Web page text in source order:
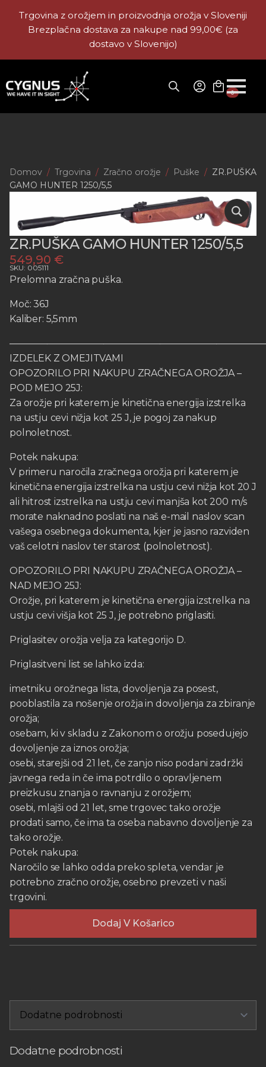
Trgovina z orožjem in proizvodnja orožja v Sloveniji
Brezplačna dostava za nakupe nad 99,00€ (za
dostavo v Slovenijo)
0
Domov Trgovina Zračno orožje Puške
ZR.PUŠKA
GAMO HUNTER 1250/5,5
ZR.PUŠKA GAMO HUNTER 1250/5,5
549,90 €
SKU: 005111
Prelomna zračna puška.
Moč: 36J
Kaliber: 5,5mm
IZDELEK Z OMEJITVAMI
OPOZORILO PRI NAKUPU ZRAČNEGA OROŽJA –
POD MEJO 25J:
Za orožje pri katerem je kinetična energija izstrelka
na ustju cevi nižja kot 25 J, je pogoj za nakup
polnoletnost.
Potek nakupa:
V primeru naročila zračnega orožja pri katerem je
kinetična energija izstrelka na ustju cevi nižja kot 20 J
ali hitrost izstrelka na ustju cevi manjša kot 200 m/s
morate naknadno poslati na naš e-mail naslov scan
vašega osebnega dokumenta, kjer je jasno razviden
vaš celotni naslov ter starost (polnoletnost).
OPOZORILO PRI NAKUPU ZRAČNEGA OROŽJA –
NAD MEJO 25J:
Orožje, pri katerem je kinetična energija izstrelka na
ustju cevi višja kot 25 J, je potrebno priglasiti.
Priglasitev orožja velja za kategorijo D.
Priglasitveni list se lahko izda:
imetniku orožnega lista, dovoljenja za posest,
pooblastila za nošenje orožja in dovoljenja za zbiranje
orožja;
osebam, ki v skladu z Zakonom o orožju posedujejo
dovoljenje za iznos orožja;
osebi, starejši od 21 let, če zanjo niso podani zadržki
javnega reda in če ima potrdilo o opravljenem
preizkusu znanja o ravnanju z orožjem;
osebi, mlajši od 21 let, sme trgovec tako orožje
prodati samo, če ima ta oseba nabavno dovoljenje za
tako orožje.
Potek nakupa:
Naročilo se lahko odda preko spleta, vendar je
potrebno zračno orožje, osebno prevzeti v naši
trgovini.
Dodaj V Košarico
Dodatne podrobnosti